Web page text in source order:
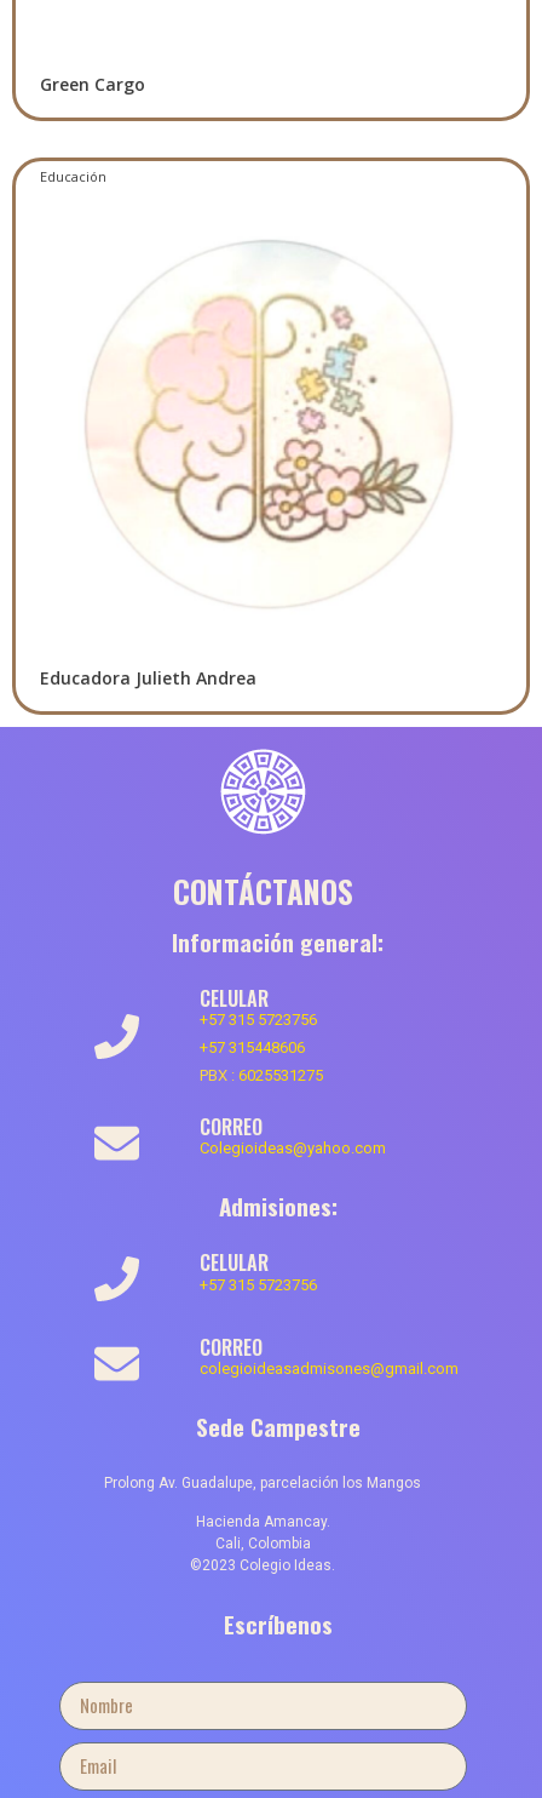
Green Cargo
Educación
Educadora Julieth Andrea
CONTÁCTANOS
Información general:
CELULAR
+57 315 5723756
+57 315448606
PBX : 6025531275
CORREO
Colegioideas@yahoo.com
Admisiones:
CELULAR
+57 315 5723756
CORREO
colegioideasadmisones@gmail.com
Sede Campestre
Prolong Av. Guadalupe, parcelación los Mangos
Hacienda Amancay.
Cali, Colombia
©2023 Colegio Ideas.
Escríbenos